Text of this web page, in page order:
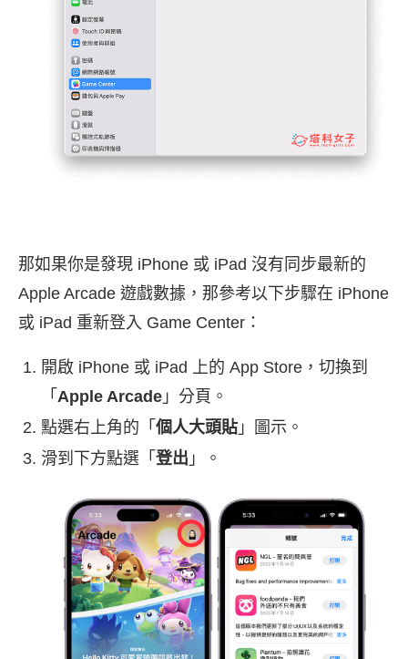
那如果你是發現 iPhone 或 iPad 沒有同步最新的
Apple Arcade 遊戲數據，那參考以下步驟在 iPhone
或 iPad 重新登入 Game Center：
開啟 iPhone 或 iPad 上的 App Store，切換到
「 Apple Arcade 」分頁。
點選右上角的「 個人大頭貼 」圖示。
滑到下方點選「 登出 」。